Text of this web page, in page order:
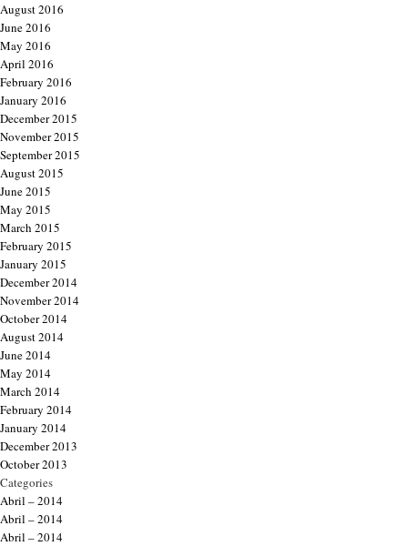
August 2016
June 2016
May 2016
April 2016
February 2016
January 2016
December 2015
November 2015
September 2015
August 2015
June 2015
May 2015
March 2015
February 2015
January 2015
December 2014
November 2014
October 2014
August 2014
June 2014
May 2014
March 2014
February 2014
January 2014
December 2013
October 2013
Categories
Abril – 2014
Abril – 2014
Abril – 2014